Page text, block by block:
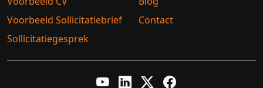
Voorbeeld Sollicitatiebrief
Sollicitatiegesprek
Contact
YouTubeLinkedInTwitter XFacebook